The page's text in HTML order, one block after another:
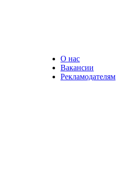
О нас
Вакансии
Рекламодателям